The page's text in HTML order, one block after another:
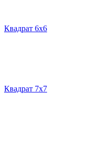
Квадрат 6х6
Квадрат 7х7